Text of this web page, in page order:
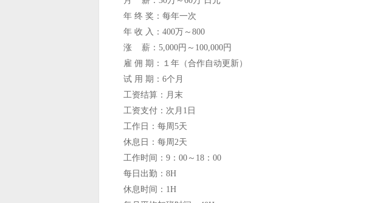
年 终 奖：每年一次
年 收 入：400万～800
涨 薪：5,000円～100,000円
雇 佣 期：１年（合作自动更新）
试 用 期：6个月
工资结算：月末
工资支付：次月1日
工作日：每周5天
休息日：每周2天
工作时间：9：00～18：00
每日出勤：8H
休息时间：1H